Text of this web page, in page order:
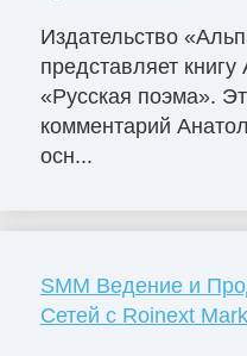
Издательство
представляет
«Русская поэма».
комментарий
осн...
SMM Ведение и
Сетей с Roinext